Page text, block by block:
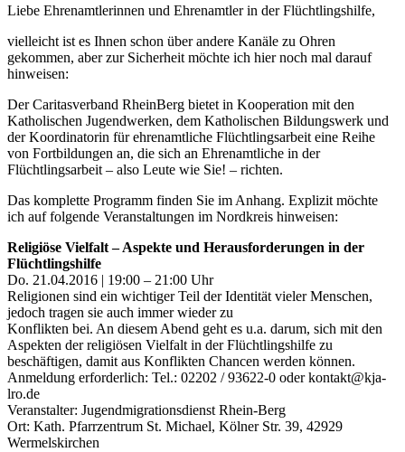
Liebe Ehrenamtlerinnen und Ehrenamtler in der Flüchtlingshilfe,
vielleicht ist es Ihnen schon über andere Kanäle zu Ohren
gekommen, aber zur Sicherheit möchte ich hier noch mal darauf
hinweisen:
Der Caritasverband RheinBerg bietet in Kooperation mit den
Katholischen Jugendwerken, dem Katholischen Bildungswerk und
der Koordinatorin für ehrenamtliche Flüchtlingsarbeit eine Reihe
von Fortbildungen an, die sich an Ehrenamtliche in der
Flüchtlingsarbeit – also Leute wie Sie! – richten.
Das komplette Programm finden Sie im Anhang. Explizit möchte
ich auf folgende Veranstaltungen im Nordkreis hinweisen:
Religiöse Vielfalt – Aspekte und Herausforderungen in der
Flüchtlingshilfe
Do. 21.04.2016 | 19:00 – 21:00 Uhr
Religionen sind ein wichtiger Teil der Identität vieler Menschen,
jedoch tragen sie auch immer wieder zu
Konflikten bei. An diesem Abend geht es u.a. darum, sich mit den
Aspekten der religiösen Vielfalt in der Flüchtlingshilfe zu
beschäftigen, damit aus Konflikten Chancen werden können.
Anmeldung erforderlich: Tel.: 02202 / 93622-0 oder kontakt@kja-
lro.de
Veranstalter: Jugendmigrationsdienst Rhein-Berg
Ort: Kath. Pfarrzentrum St. Michael, Kölner Str. 39, 42929
Wermelskirchen